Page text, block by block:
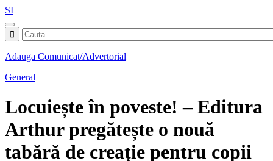
SI
Adauga Comunicat/Advertorial
General
Locuiește în poveste! – Editura
Arthur pregătește o nouă
tabără de creație pentru copii